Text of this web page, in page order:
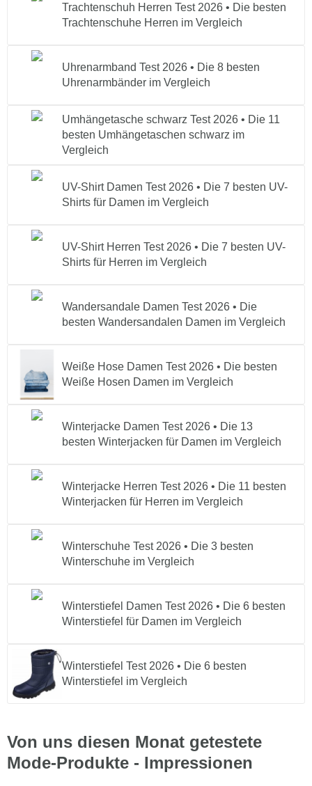
Trachtenschuh Herren Test 2026 • Die besten
Trachtenschuhe Herren im Vergleich
Uhrenarmband Test 2026 • Die 8 besten
Uhrenarmbänder im Vergleich
Umhängetasche schwarz Test 2026 • Die 11
besten Umhängetaschen schwarz im
Vergleich
UV-Shirt Damen Test 2026 • Die 7 besten UV-
Shirts für Damen im Vergleich
UV-Shirt Herren Test 2026 • Die 7 besten UV-
Shirts für Herren im Vergleich
Wandersandale Damen Test 2026 • Die
besten Wandersandalen Damen im Vergleich
Weiße Hose Damen Test 2026 • Die besten
Weiße Hosen Damen im Vergleich
Winterjacke Damen Test 2026 • Die 13
besten Winterjacken für Damen im Vergleich
Winterjacke Herren Test 2026 • Die 11 besten
Winterjacken für Herren im Vergleich
Winterschuhe Test 2026 • Die 3 besten
Winterschuhe im Vergleich
Winterstiefel Damen Test 2026 • Die 6 besten
Winterstiefel für Damen im Vergleich
Winterstiefel Test 2026 • Die 6 besten
Winterstiefel im Vergleich
Von uns diesen Monat getestete
Mode-Produkte - Impressionen